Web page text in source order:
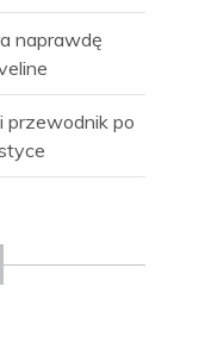
naprawdę
przewodnik po